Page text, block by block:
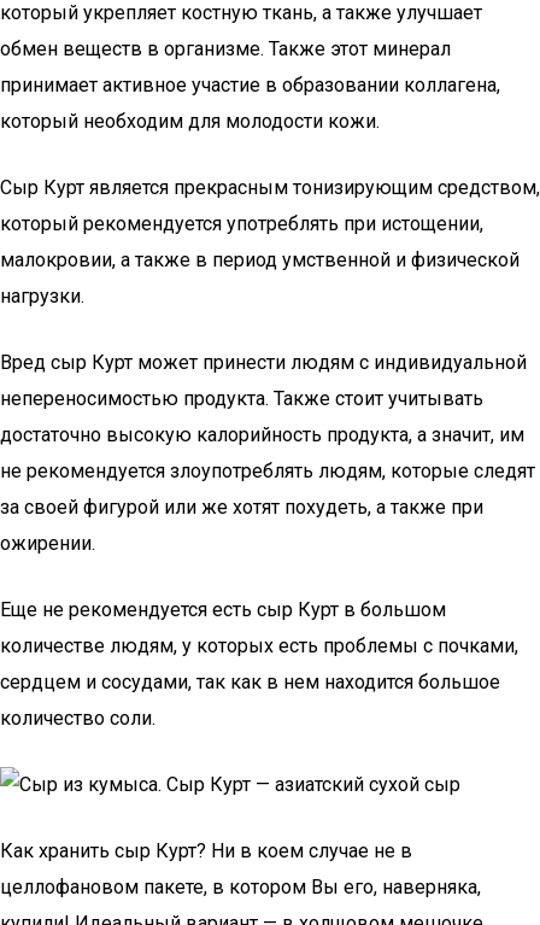
который укрепляет костную ткань, а также улучшает
обмен веществ в организме. Также этот минерал
принимает активное участие в образовании коллагена,
который необходим для молодости кожи.
Сыр Курт является прекрасным тонизирующим средством,
который рекомендуется употреблять при истощении,
малокровии, а также в период умственной и физической
нагрузки.
Вред сыр Курт может принести людям с индивидуальной
непереносимостью продукта. Также стоит учитывать
достаточно высокую калорийность продукта, а значит, им
не рекомендуется злоупотреблять людям, которые следят
за своей фигурой или же хотят похудеть, а также при
ожирении.
Еще не рекомендуется есть сыр Курт в большом
количестве людям, у которых есть проблемы с почками,
сердцем и сосудами, так как в нем находится большое
количество соли.
Как хранить сыр Курт? Ни в коем случае не в
целлофановом пакете, в котором Вы его, наверняка,